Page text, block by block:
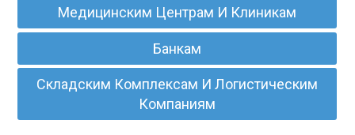
Медицинским Центрам И Клиникам
Банкам
Складским Комплексам И Логистическим
Компаниям